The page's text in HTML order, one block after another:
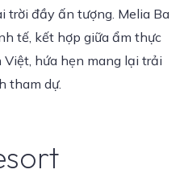
trời đầy ấn tượng. Melia Ba
tế, kết hợp giữa ẩm thực
hứa hẹn mang lại trải
tham dự.